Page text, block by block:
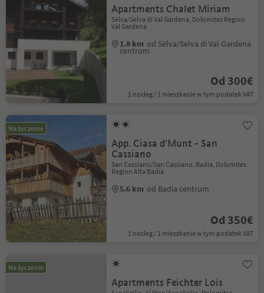
Apartments Chalet Miriam
Sëlva/Selva di Val Gardena, Dolomites Region
Val Gardena
1.8 km od Sëlva/Selva di Val Gardena
centrum
Od 300€
1 nocleg / 1 mieszkanie w tym podatek VAT
Na życzenie
App. Ciasa d'Munt - San
Cassiano
San Cassiano/San Cassiano, Badia, Dolomites
Region Alta Badia
5.6 km od Badia centrum
Od 350€
1 nocleg / 1 mieszkanie w tym podatek VAT
Na życzenie
Apartments Feichter Lois